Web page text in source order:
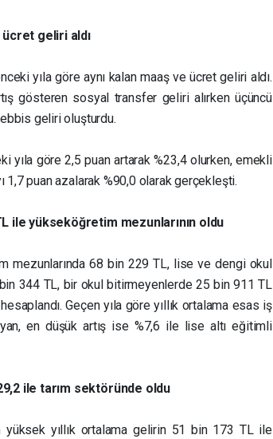
geliri aldı
yıla göre aynı kalan maaş ve ücret geliri aldı.
gösteren sosyal transfer geliri alırken üçüncü
geliri oluşturdu.
yıla göre 2,5 puan artarak %23,4 olurken, emekli
1,7 puan azalarak %90,0 olarak gerçekleşti.
ile yükseköğretim mezunlarının oldu
mezunlarında 68 bin 229 TL, lise ve dengi okul
344 TL, bir okul bitirmeyenlerde 25 bin 911 TL
Geçen yıla göre yıllık ortalama esas iş
en düşük artış ise %7,6 ile lise altı eğitimli
ile tarım sektöründe oldu
yıllık ortalama gelirin 51 bin 173 TL ile